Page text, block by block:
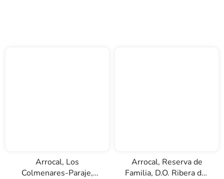
Arrocal, Los
Colmenares-Paraje,
Arrocal, Reserva de
Familia, D.O. Ribera del